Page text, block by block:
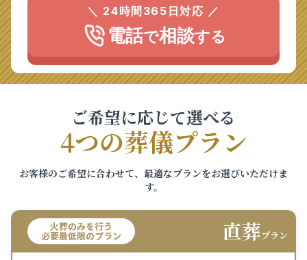
＼ 24時間365日対応 ／
電話で相談する
ご希望に応じて選べる
4つの葬儀プラン
お客様のご希望に合わせて、最適なプランをお選びいただけま
す。
火葬のみを行う
必要最低限のプラン 直葬プラン